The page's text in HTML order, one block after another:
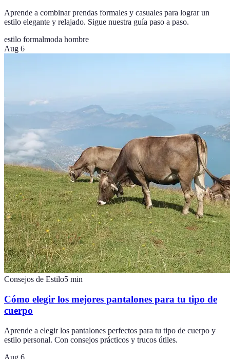
Aprende a combinar prendas formales y casuales para lograr un
estilo elegante y relajado. Sigue nuestra guía paso a paso.
estilo formalmoda hombre
Aug 6
Consejos de Estilo5 min
Cómo elegir los mejores pantalones para tu tipo de
cuerpo
Aprende a elegir los pantalones perfectos para tu tipo de cuerpo y
estilo personal. Con consejos prácticos y trucos útiles.
Aug 6